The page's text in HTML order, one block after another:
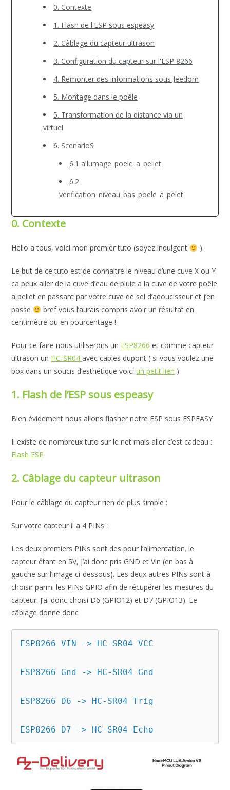
0. Contexte
1. Flash de l'ESP sous espeasy
2. Câblage du capteur ultrason
3. Configuration du capteur sur l'ESP 8266
4. Remonter des informations sous Jeedom
5. Montage dans le poêle
5. Transformation de la distance via un
virtuel
6. ScenarioS
6.1 allumage_poele_a_pellet
6.2.
verification_niveau_bas_poele_a_pelet
0. Contexte
Hello a tous, voici mon premier tuto (soyez indulgent ).
Le but de ce tuto est de connaitre le niveau d’une cuve X ou Y
ca peux aller de la cuve d’eau de pluie a la cuve de votre poêle
a pellet en passant par votre cuve de sel d’adoucisseur et j’en
passe
bref vous l’aurais compris avoir un résultat en
centimètre ou en pourcentage !
Pour ce faire nous utiliserons un ESP8266 et comme capteur
ultrason un HC-SR04avec cables dupont ( si vous voulez une
box dans un soucis d’esthétique voiciun petit lien )
1. Flash de l’ESP sous espeasy
Bien évidement nous allons flasher notre ESP sous ESPEASY
Il existe de nombreux tuto sur le net mais aller c’est cadeau :
Flash ESP
2. Câblage du capteur ultrason
Pour le câblage du capteur rien de plus simple :
Sur votre capteur il a 4 PINs :
Les deux premiers PINs sont des pour l’alimentation. le
capteur étant en 5V, j’ai donc pris GND et Vin (en bas à
gauche sur l’image ci-dessous). Les deux autres PINs sont à
choisir parmi les PINs GPIO afin de récupérer les mesures du
capteur. J’ai donc choisi D6 (GPIO12) et D7 (GPIO13). Le
câblage donne donc
ESP8266 VIN -> HC-SR04 VCC
ESP8266 Gnd -> HC-SR04 Gnd
ESP8266 D6 -> HC-SR04 Trig
ESP8266 D7 -> HC-SR04 Echo